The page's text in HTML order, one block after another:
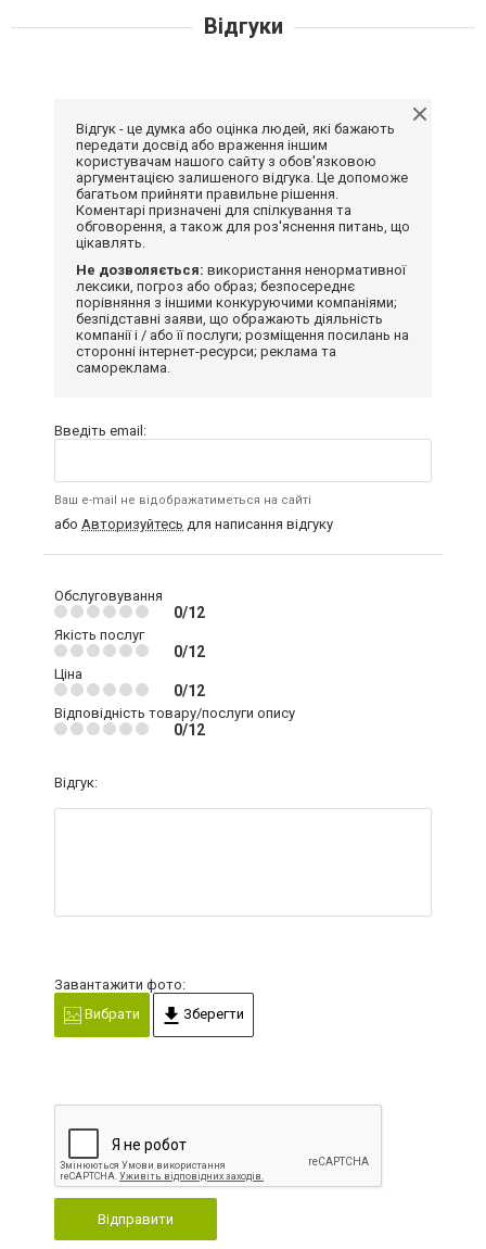
Відгуки
Відгук - це думка або оцінка людей, які бажають
передати досвід або враження іншим
користувачам нашого сайту з обов'язковою
аргументацією залишеного відгука. Це допоможе
багатьом прийняти правильне рішення.
Коментарі призначені для спілкування та
обговорення, а також для роз'яснення питань, що
цікавлять.
Не дозволяється: використання ненормативної
лексики, погроз або образ; безпосереднє
порівняння з іншими конкуруючими компаніями;
безпідставні заяви, що ображають діяльність
компанії і / або її послуги; розміщення посилань на
сторонні інтернет-ресурси; реклама та
самореклама.
Введіть email:
Ваш e-mail не відображатиметься на сайті
або Авторизуйтесь для написання відгуку
Обслуговування
0/12
Якість послуг
0/12
Ціна
0/12
Відповідність товару/послуги опису
0/12
Відгук:
Завантажити фото:
Вибрати
Зберегти
Відправити